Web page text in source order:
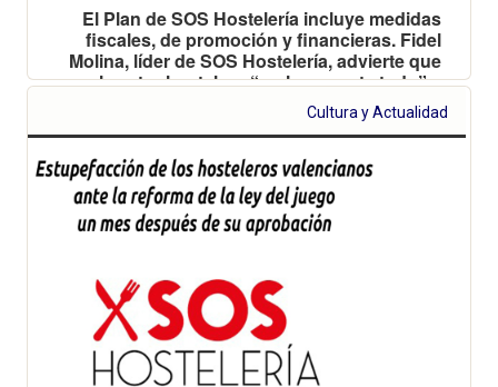
El Plan de SOS Hostelería incluye medidas
fiscales, de promoción y financieras. Fidel
Molina, líder de SOS Hostelería, advierte que
el sector hostelero “no lo aguanta todo” y
que 200.000 valencianos irán al paro
Cultura y Actualidad